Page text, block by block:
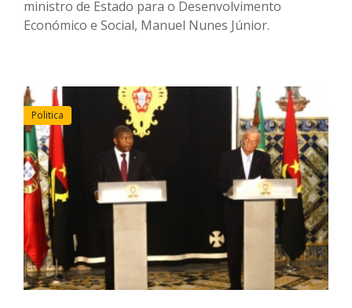
ministro de Estado para o Desenvolvimento
Económico e Social, Manuel Nunes Júnior.
Politica